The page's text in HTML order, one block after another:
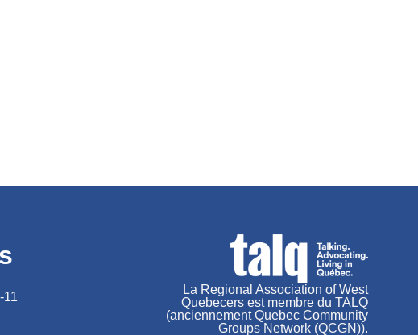
11
La Regional Association of West
Quebecers est membre du TALQ
(anciennement Quebec Community
Groups Network (QCGN)).